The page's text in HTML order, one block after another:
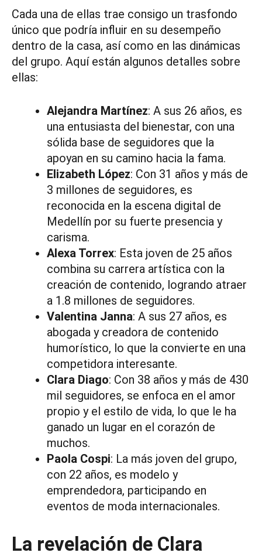
Cada una de ellas trae consigo un trasfondo
único que podría influir en su desempeño
dentro de la casa, así como en las dinámicas
del grupo. Aquí están algunos detalles sobre
ellas:
Alejandra Martínez: A sus 26 años, es
una entusiasta del bienestar, con una
sólida base de seguidores que la
apoyan en su camino hacia la fama.
Elizabeth López: Con 31 años y más de
3 millones de seguidores, es
reconocida en la escena digital de
Medellín por su fuerte presencia y
carisma.
Alexa Torrex: Esta joven de 25 años
combina su carrera artística con la
creación de contenido, logrando atraer
a 1.8 millones de seguidores.
Valentina Janna: A sus 27 años, es
abogada y creadora de contenido
humorístico, lo que la convierte en una
competidora interesante.
Clara Diago: Con 38 años y más de 430
mil seguidores, se enfoca en el amor
propio y el estilo de vida, lo que le ha
ganado un lugar en el corazón de
muchos.
Paola Cospi: La más joven del grupo,
con 22 años, es modelo y
emprendedora, participando en
eventos de moda internacionales.
La revelación de Clara